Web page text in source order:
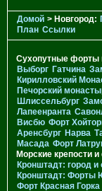
Домой > Новгород:
План Ссылки
Сухопутные форты
Выборг Гатчина
Кирилловский
Печорcкий
Шлиссельбург
Лапеенранта
Висбю Форт
Аренсбург Нарва
Масада Форт
Морские крепости
Кронштадт: город и
Кронштадт: Форты
Форт Красная Горка